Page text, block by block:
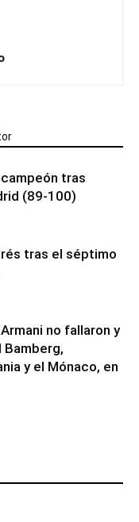
tras
(89-100)
tras el séptimo
no fallaron y
Bamberg,
y el Mónaco, en